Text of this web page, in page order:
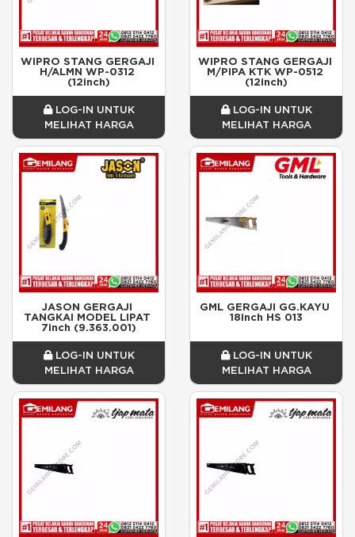
WIPRO STANG GERGAJI
H/ALMN WP-0312
(12inch)
LOG-IN UNTUK
MELIHAT HARGA
WIPRO STANG GERGAJI
M/PIPA KTK WP-0512
(12inch)
LOG-IN UNTUK
MELIHAT HARGA
JASON GERGAJI
TANGKAI MODEL LIPAT
7inch (9.363.001)
LOG-IN UNTUK
MELIHAT HARGA
GML GERGAJI GG.KAYU
18inch HS 013
LOG-IN UNTUK
MELIHAT HARGA